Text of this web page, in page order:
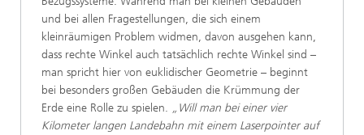
und bei allen Fragestellungen, die sich einem
kleinräumigen Problem widmen, davon ausgehen kann,
dass rechte Winkel auch tatsächlich rechte Winkel sind –
man spricht hier von euklidischer Geometrie – beginnt
bei besonders großen Gebäuden die Krümmung der
Erde eine Rolle zu spielen. „Will man bei einer vier
Kilometer langen Landebahn mit einem Laserpointer auf